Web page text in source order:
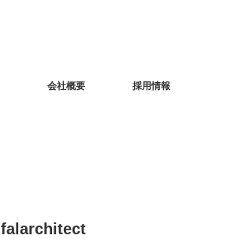
会社概要 採用情報
falarchitect